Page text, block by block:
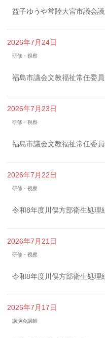
益子ゆうや常陸大宮市議会
2026年7月24日
研修・視察
福島市議会文教福祉常任委
2026年7月23日
研修・視察
福島市議会文教福祉常任委
2026年7月22日
研修・視察
令和8年度川俣方部衛生処理
2026年7月21日
研修・視察
令和8年度川俣方部衛生処理
2026年7月17日
講演会講師